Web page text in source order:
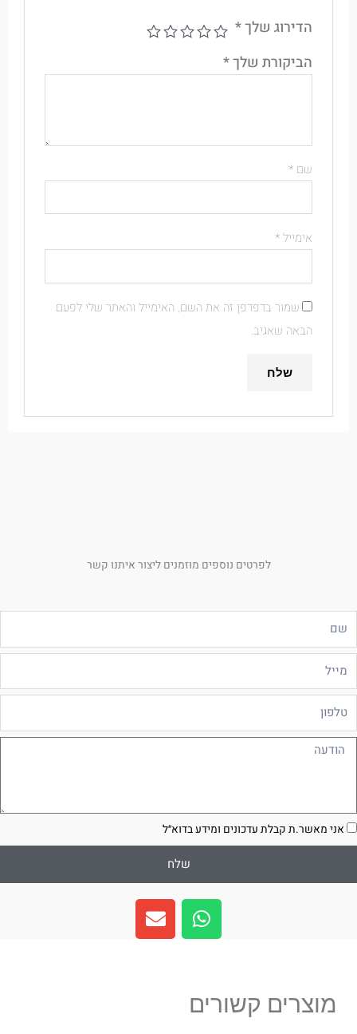
הדירוג שלך*
הביקורת שלך*
שם *
אימייל*
שמור בדפדפן זה את השם, האימייל והאתר שלי לפעם
הבאה שאגיב.
לפרטים נוספים מוזמנים ליצור איתנו קשר
אני מאשר.ת קבלת עדכונים ומידע בדוא״ל
שלח
W
h
a
a
E
n
v
מוצרים קשורים